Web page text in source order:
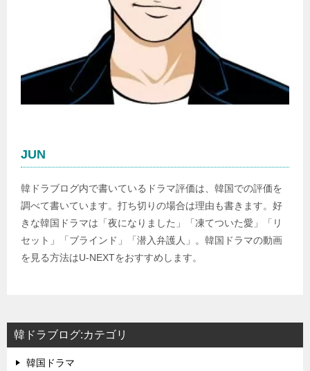
JUN
韓ドラブログ内で書いているドラマ評価は、韓国での評価を
調べて書いています。打ち切りの場合は理由も書きます。好
きな韓国ドラマは「夜になりました」「凍てついた愛」「リ
セット」「ブラインド」「潜入弁護人」。韓国ドラマの動画
を見る方法はU-NEXTをおすすめします。
韓ドラブログ:カテゴリ
韓国ドラマ